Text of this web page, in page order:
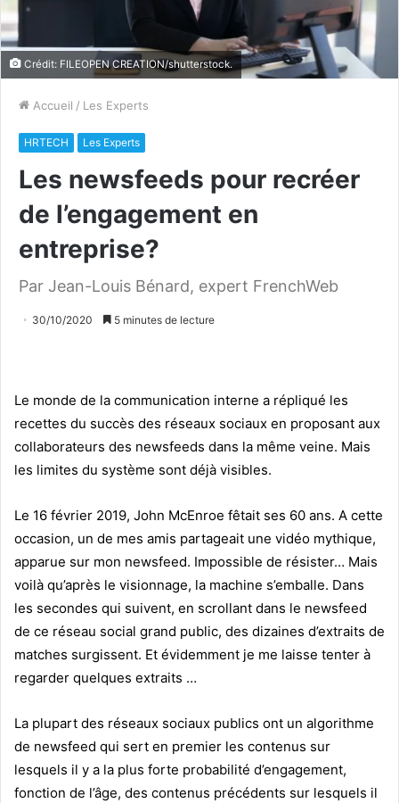
Crédit: FILEOPEN CREATION/shutterstock.
Accueil / Les Experts
HRTECH Les Experts
Les newsfeeds pour recréer
de l’engagement en
entreprise?
Par Jean-Louis Bénard, expert FrenchWeb
30/10/2020 5 minutes de lecture
Le monde de la communication interne a répliqué les
recettes du succès des réseaux sociaux en proposant aux
collaborateurs des newsfeeds dans la même veine. Mais
les limites du système sont déjà visibles.
Le 16 février 2019, John McEnroe fêtait ses 60 ans. A cette
occasion, un de mes amis partageait une vidéo mythique,
apparue sur mon newsfeed. Impossible de résister… Mais
voilà qu’après le visionnage, la machine s’emballe. Dans
les secondes qui suivent, en scrollant dans le newsfeed
de ce réseau social grand public, des dizaines d’extraits de
matches surgissent. Et évidemment je me laisse tenter à
regarder quelques extraits …
La plupart des réseaux sociaux publics ont un algorithme
de newsfeed qui sert en premier les contenus sur
lesquels il y a la plus forte probabilité d’engagement,
fonction de l’âge, des contenus précédents sur lesquels il